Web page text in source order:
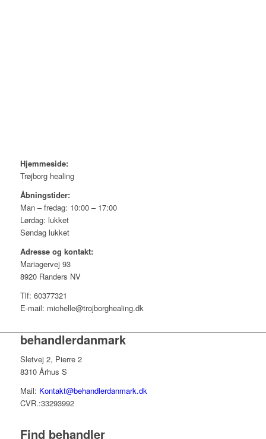
Hjemmeside:
Trøjborg healing
Åbningstider:
Man – fredag: 10:00 – 17:00
Lørdag: lukket
Søndag lukket
Adresse og kontakt:
Mariagervej 93
8920 Randers NV
Tlf: 60377321
E-mail: michelle@trojborghealing.dk
behandlerdanmark
Sletvej 2, Pierre 2
8310 Århus S
Mail: Kontakt@behandlerdanmark.dk
CVR.:33293992
Find behandler